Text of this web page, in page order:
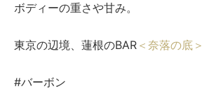
ボディーの重さや甘み。
東京の辺境、蓮根のBAR ＜奈落の底＞
#バーボン